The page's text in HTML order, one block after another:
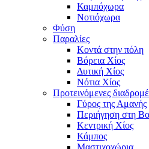
Καμπόχωρα
Νοτιόχωρα
Φύση
Παραλίες
Κοντά στην πόλη
Βόρεια Χίος
Δυτική Χίος
Νότια Χίος
Προτεινόμενες
Γύρος της Αμανής
Περιήγηση στη
Κεντρική Χίος
Κάμπος
Μαστιχοχώρια